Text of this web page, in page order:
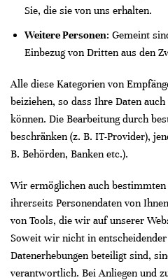
Sie, die sie von uns erhalten.
Weitere Personen: Gemeint
Einbezug von Dritten aus den
Alle diese Kategorien von
beiziehen, so dass Ihre Daten
können. Die Bearbeitung durch
beschränken (z. B. IT-Provider),
B. Behörden, Banken etc.).
Wir ermöglichen auch
ihrerseits Personendaten von
von Tools, die wir auf unserer
Soweit wir nicht in entscheidender
Datenerhebungen beteiligt sind,
verantwortlich. Bei Anliegen und